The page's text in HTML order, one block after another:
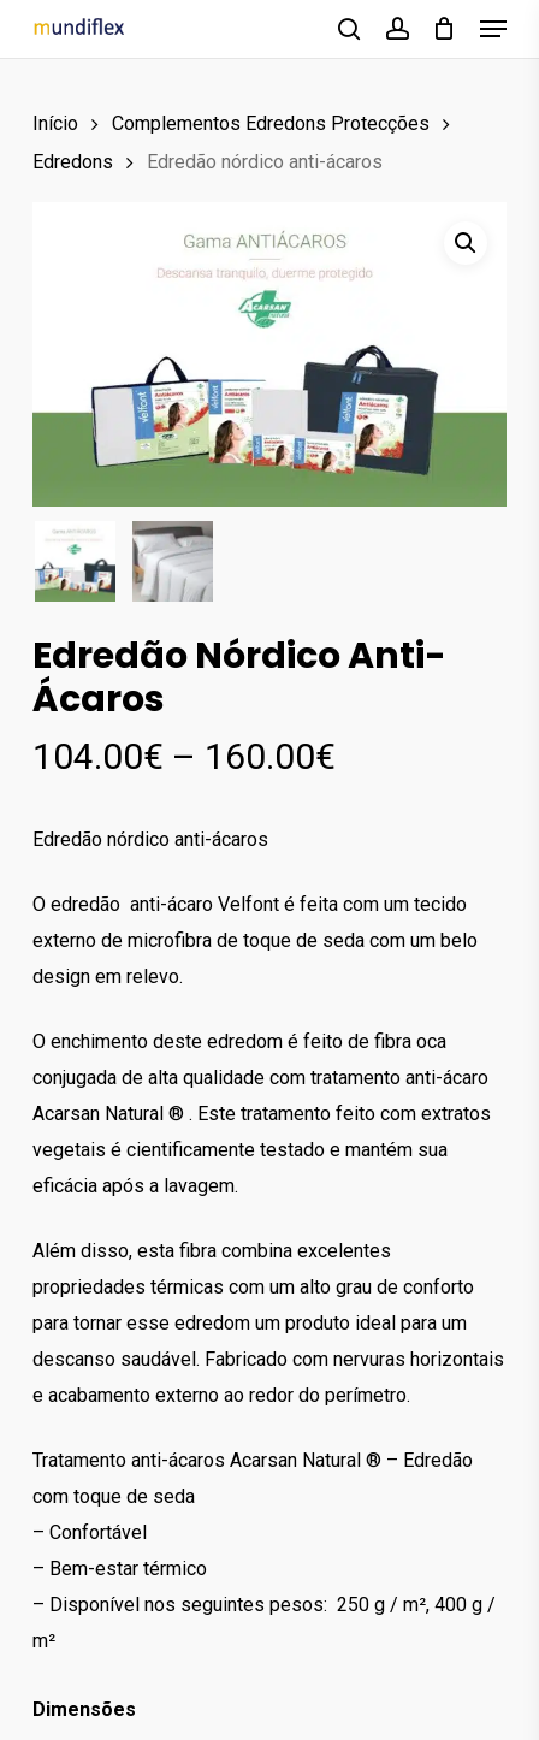
to
content
searchaccount
Menu
Início
Complementos Edredons Protecções
Edredons
Edredão nórdico anti-ácaros
Edredão Nórdico Anti-
Ácaros
104.00€ – 160.00€Price
160.00€
Edredão nórdico anti-ácaros
O edredão anti-ácaro Velfont é feita com um tecido
externo de microfibra de toque de seda com um belo
design em relevo.
O enchimento deste edredom é feito de fibra oca
conjugada de alta qualidade com tratamento anti-ácaro
Acarsan Natural ® . Este tratamento feito com extratos
vegetais é cientificamente testado e mantém sua
eficácia após a lavagem.
Além disso, esta fibra combina excelentes
propriedades térmicas com um alto grau de conforto
para tornar esse edredom um produto ideal para um
descanso saudável. Fabricado com nervuras horizontais
e acabamento externo ao redor do perímetro.
Tratamento anti-ácaros Acarsan Natural ® – Edredão
com toque de seda
– Confortável
– Bem-estar térmico
– Disponível nos seguintes pesos: 250 g / m², 400 g /
m²
Dimensões